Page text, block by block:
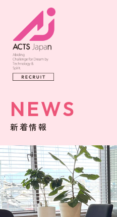
NEWS
新着情報